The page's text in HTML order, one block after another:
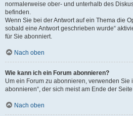
normalerweise ober- und unterhalb des
befinden.
Wenn Sie bei der Antwort auf ein Thema die
sobald eine Antwort geschrieben wurde“
für Sie abonniert.
Nach oben
Wie kann ich ein Forum abonnieren?
Um ein Forum zu abonnieren, verwenden Sie
abonnieren“, der sich meist am Ende der
Nach oben